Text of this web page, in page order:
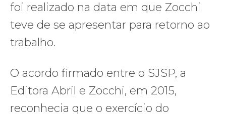
foi realizado na data em que Zocchi
teve de se apresentar para retorno ao
trabalho.
O acordo firmado entre o SJSP, a
Editora Abril e Zocchi, em 2015,
reconhecia que o exercício do